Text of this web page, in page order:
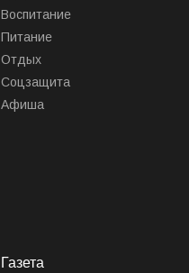
Воспитание
Питание
Отдых
Соцзащита
Афиша
Газета